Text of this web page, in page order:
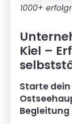
Kiel –
Starte
Begleitung
1000+